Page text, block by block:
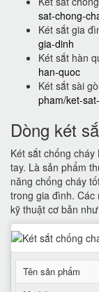
sat-chong-
Két sắt gia
gia-dinh
Két sắt hàn
han-quoc
Két sắt sài
pham/ket-
Dòng két
Két sắt chống
tay. Là sản phẩm
năng chống cháy
trong gia đình. Các
kỹ thuật cơ bản
Tên sản phẩm